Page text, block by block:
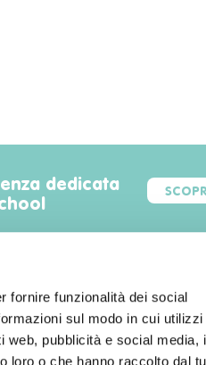
fornire funzionalità dei social
sul modo in cui utilizzi
web, pubblicità e social media, i
loro o che hanno raccolto dal
dedicata
eventi